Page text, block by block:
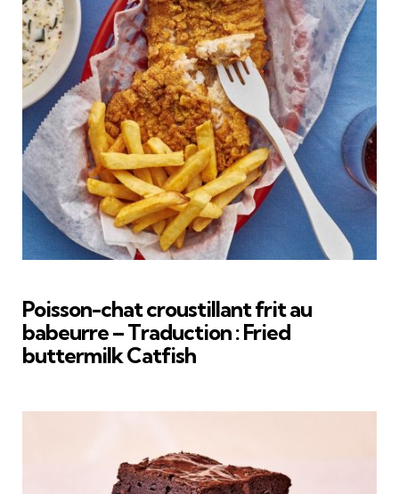
Poisson-chat croustillant frit au
babeurre – Traduction : Fried
buttermilk Catfish